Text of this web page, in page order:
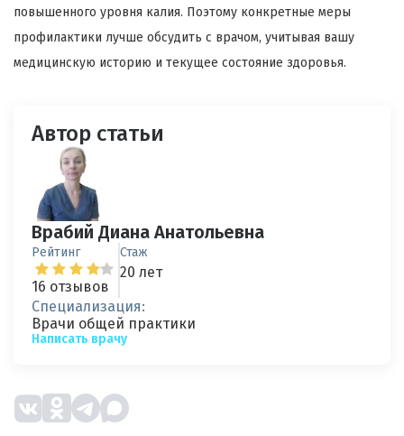
повышенного уровня калия. Поэтому конкретные меры
профилактики лучше обсудить с врачом, учитывая вашу
медицинскую историю и текущее состояние здоровья.
Автор статьи
Врабий Диана Анатольевна
Рейтинг
16 отзывов
Стаж
20 лет
Специализация:
Врачи общей практики
Написать врачу